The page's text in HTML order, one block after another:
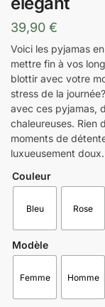
39,90 €
Voici les pyjamas
mettre fin à vos
blottir avec votre
stress de la
avec ces pyjamas,
chaleureuses. Rien
moments de
luxueusement doux.
Couleur
Bleu Rose
Modèle
Femme Homme